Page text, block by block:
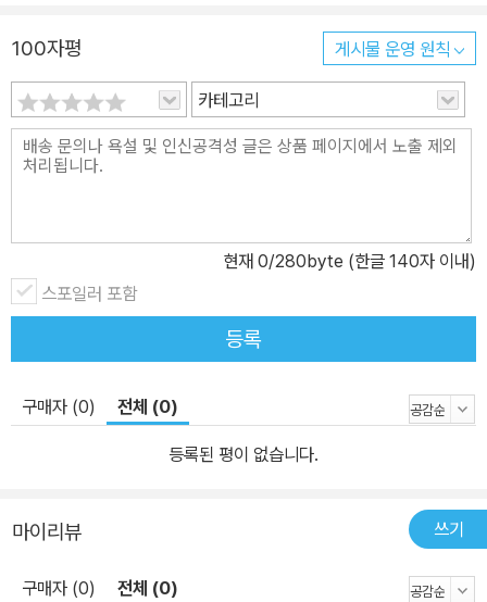
램 영문법 원정대>는 이러한 단어의 원리를 초등학생의 눈높이에 맞
떤 것이 있나요? 영단어에서는 접두사, 접미사, 어근 외에도 어원, 복
합명사, 유의어·반의어 등의 다양한 규칙을 찾을 수 있습니다. 영단어
에서 찾을 수 있는 모든 규칙들이 영단어의 원리랍니다. 우리도 우리
영단어의 형성 원리를 이해하게 됩니다. ‘접두사’는 어떤 단어 앞에 붙
어서 그 뜻을 더하거나 바꿔주는 역할을 한다는 것, ‘접미사’는 어떤
단어의 끝에 붙어서 그 뜻을 더하거나 바꿔주는 역할을 한다는 것을
접미사라는 것 등을 <그램그램 영단어 원정대>의 흥미진진한 모험
스토리 속에서 자연스럽게 만화 이미지와 함께 익히게 됩니다. 마지
막으로 각 구성단위의 뜻과 역할을 안 후, 응용, 확장하여 더 많은 영
처음 본 단어라 할지라도 막막해 하지 않고, 자연스럽게 그 뜻을 유추
어렵지 않을까요? 그렇지 않아요. 오히려 처음 보는 단어를 무작정
100자평 게시물 운영 원칙
카테고리
현재 0/280byte (한글 140자 이내)
스포일러 포함
등록
구매자 (0) 전체 (0)
등록된 평이 없습니다.
마이리뷰 쓰기
구매자 (0) 전체 (0)